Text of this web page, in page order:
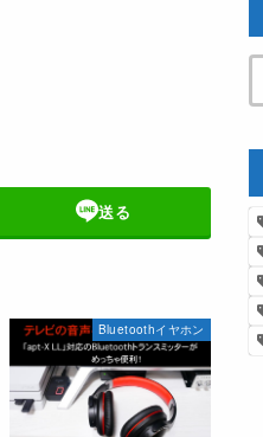
送る
Bluetoothイヤホン